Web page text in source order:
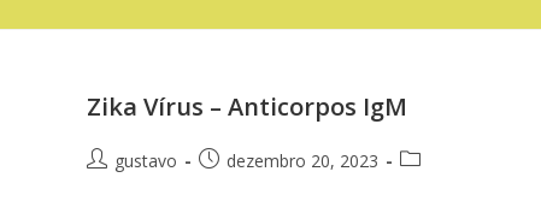
Zika Vírus – Anticorpos IgM
gustavo dezembro 20, 2023